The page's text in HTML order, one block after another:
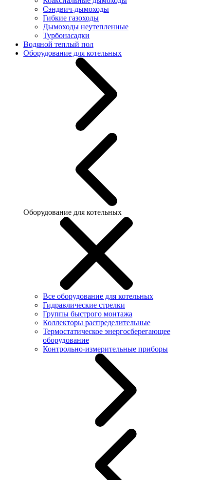
Сэндвич-дымоходы
Гибкие газоходы
Дымоходы неутепленные
Турбонасадки
Водяной теплый пол
Оборудование для котельных
Оборудование для котельных
Все оборудование для котельных
Гидравлические стрелки
Группы быстрого монтажа
Коллекторы распределительные
Термостатическое энергосберегающее
оборудование
Контрольно-измерительные приборы